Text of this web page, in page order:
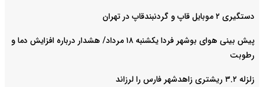
دستگیری ۲ موبایل قاپ و گردنبندقاپ در تهران
پیش بینی هوای بوشهر فردا یکشنبه ۱۸ مرداد/ هشدار درباره افزایش دما و
رطوبت
زلزله ۳.۲ ریشتری زاهدشهر فارس را لرزاند